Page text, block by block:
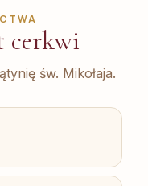
cerkwi
św. Mikołaja.